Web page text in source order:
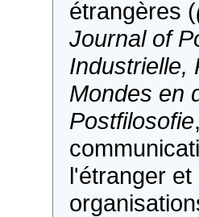
étrangères (
Journal of
Industrielle,
Mondes en
Postfilosofie
l'étranger